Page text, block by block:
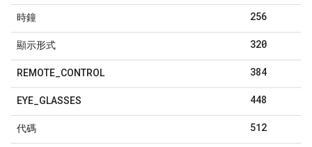
時鐘 256
顯示形式 320
REMOTE CONTROL 384
EYE GLASSES 448
代碼 512